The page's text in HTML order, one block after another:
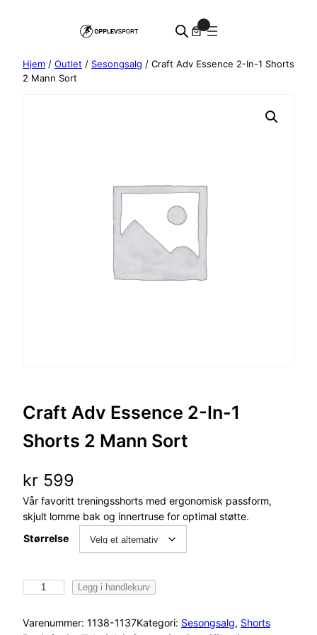
Hjem / Outlet / Sesongsalg / Craft Adv Essence 2-In-1 Shorts
2 Mann Sort
Craft Adv Essence 2-In-1
Shorts 2 Mann Sort
kr 599
Vår favoritt treningsshorts med ergonomisk passform,
skjult lomme bak og innertruse for optimal støtte.
Størrelse
a
Legg i handlekurv
Varenummer: 1138-1137Kategori: Sesongsalg, Shorts